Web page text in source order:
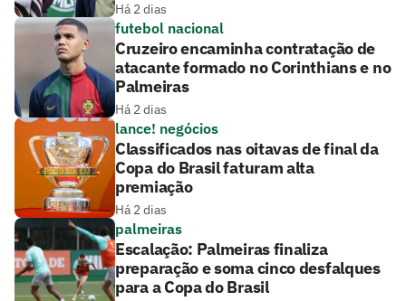
Há 2 dias
futebol nacional
Cruzeiro encaminha contratação de
atacante formado no Corinthians e no
Palmeiras
Há 2 dias
lance! negócios
Classificados nas oitavas de final da
Copa do Brasil faturam alta
premiação
Há 2 dias
palmeiras
Escalação: Palmeiras finaliza
preparação e soma cinco desfalques
para a Copa do Brasil